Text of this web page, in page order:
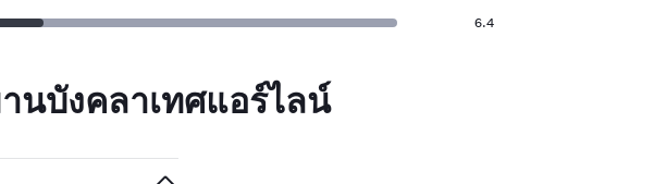
6.4
นบังคลาเทศแอร์ไลน์